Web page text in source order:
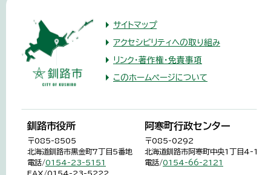
サイトマップ
アクセシビリティへの取り組み
リンク・著作権・免責事項
このホームページについて
釧路市役所
〒085-8505
北海道釧路市黒金町7丁目5番地
電話/0154-23-5151
FAX/0154-23-5222
阿寒町行政センター
〒085-0292
北海道釧路市阿寒町中央1丁目4-1
電話/0154-66-2121